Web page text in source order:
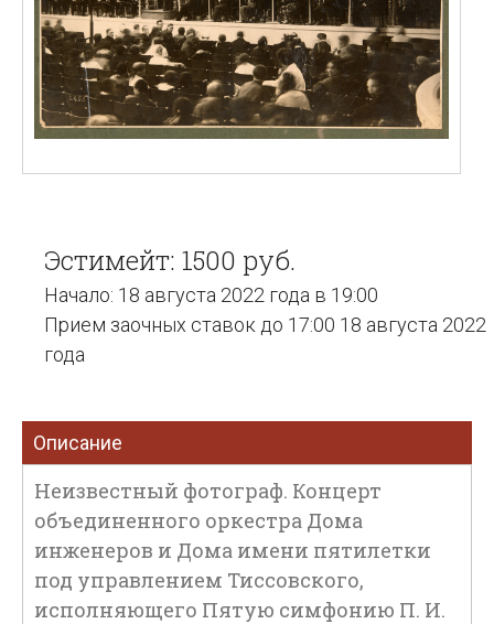
Эстимейт: 1500 руб.
Начало: 18 августа 2022 года в 19:00
Прием заочных ставок до 17:00 18 августа 2022
года
Описание
Неизвестный фотограф. Концерт
объединенного оркестра Дома
инженеров и Дома имени пятилетки
под управлением Тиссовского,
исполняющего Пятую симфонию П. И.